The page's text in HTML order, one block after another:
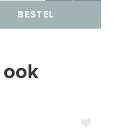
BESTEL